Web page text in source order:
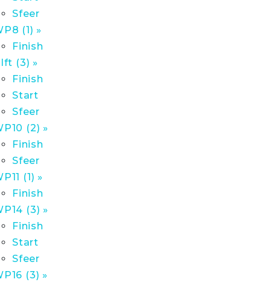
Sfeer
(1) »
Finish
(3) »
Finish
Start
Sfeer
(2) »
Finish
Sfeer
(1) »
Finish
(3) »
Finish
Start
Sfeer
(3) »